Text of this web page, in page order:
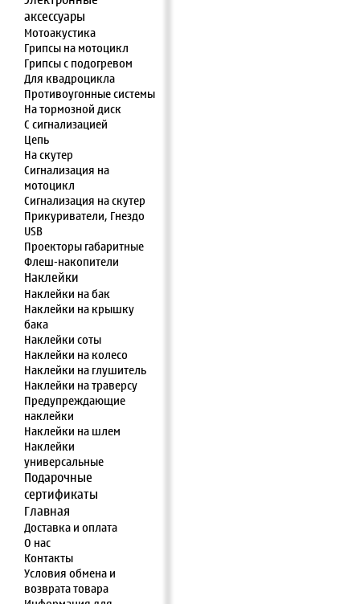
аксессуары
Мотоакустика
Грипсы на мотоцикл
Грипсы с подогревом
Для квадроцикла
Противоугонные системы
На тормозной диск
С сигнализацией
Цепь
На скутер
Сигнализация на
мотоцикл
Сигнализация на скутер
Прикуриватели, Гнездо
USB
Проекторы габаритные
Флеш-накопители
Наклейки
Наклейки на бак
Наклейки на крышку
бака
Наклейки соты
Наклейки на колесо
Наклейки на глушитель
Наклейки на траверсу
Предупреждающие
наклейки
Наклейки на шлем
Наклейки
универсальные
Подарочные
сертификаты
Главная
Доставка и оплата
О нас
Контакты
Условия обмена и
возврата товара